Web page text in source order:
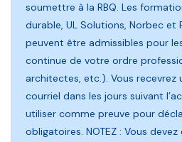
soumettre à la RBQ. Les
durable, UL Solutions, Norbec et
peuvent être admissibles pour
continue de votre ordre
architectes, etc.). Vous
courriel dans les jours suivant
utiliser comme preuve pour
obligatoires. NOTEZ : Vous